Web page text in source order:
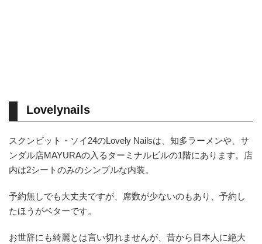
Lovelynails
スクンビット・ソイ24のLovely Nailsは、知多ラーメンや、サ
ンダル店MAYURAの入るターミナルビルの1階にあります。店
内は2シートのみのシンプルな内装。
予約無しでも大丈夫ですが、席数が少ないのもあり、予約し
たほうがベターです。
お世辞にも綺麗とは言い切れませんが、昔から日本人に絶大